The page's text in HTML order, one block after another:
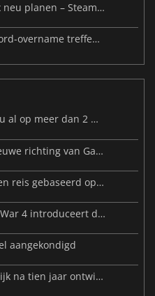
Microsoft könnte Project Helix neu planen – Steam-Support wackelt
Malware-kaarten en een Discord-overname treffen Meccha Chameleon
Resident Evil Veronica staat nu al op meer dan 2 miljoen verlanglijstjes
Beast of Reincarnation: de nieuwe richting van Game Freak
Big Walk is nu verkrijgbaar: een reis gebaseerd op vriendschap
Warhammer 40.000: Dawn of War 4 introduceert de Necron-factie
aangekondigd
Vahrin's Call verschijnt eindelijk na tien jaar ontwikkeling